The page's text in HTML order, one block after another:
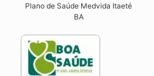
Plano de Saúde Medvida Itaeté
BA